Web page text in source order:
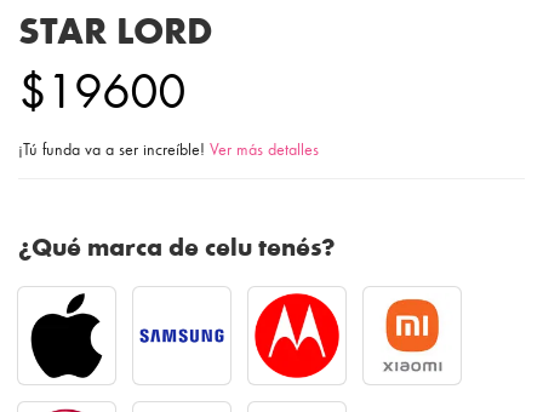
STAR LORD
$19600
¡Tú funda va a ser increíble! Ver más detalles
¿Qué marca de celu tenés?